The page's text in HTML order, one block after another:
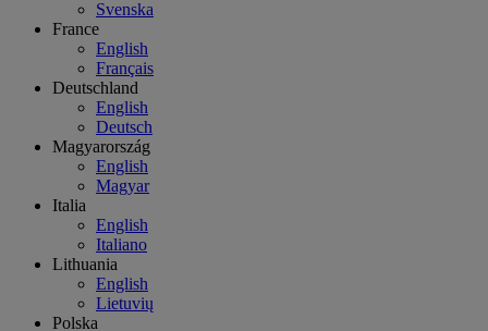
Svenska
France
English
Français
Deutschland
English
Deutsch
Magyarország
English
Magyar
Italia
English
Italiano
Lithuania
English
Lietuvių
Polska